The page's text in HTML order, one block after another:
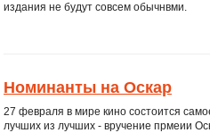
издания не будут совсем обычнвми.
Номинанты на Оскар
27 февраля в мире кино состоится
лучших из лучших - вручение прмеии